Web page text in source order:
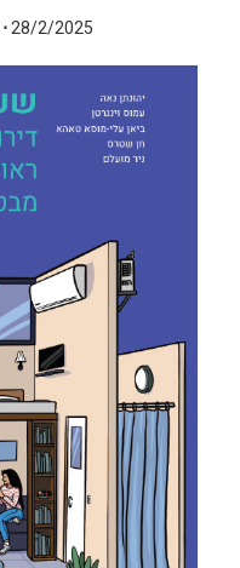
28/2/2025
⋅